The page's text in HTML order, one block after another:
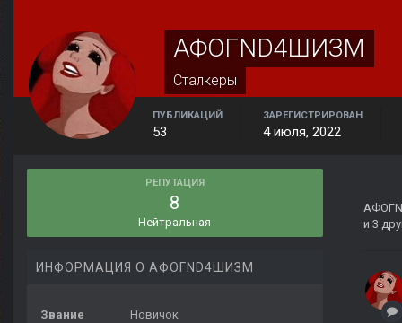
АФОГND4ШИЗМ
Сталкеры
ПУБЛИКАЦИЙ
53
ЗАРЕГИСТРИРОВАН
4 июля, 2022
РЕПУТАЦИЯ
8
Нейтральная
ИНФОРМАЦИЯ О АФОГND4ШИЗМ
Звание Новичок
и 3